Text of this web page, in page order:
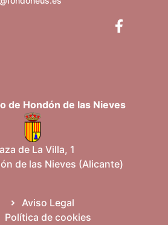
de Hondón de las Nieves
de La Villa, 1
de las Nieves (Alicante)
Aviso Legal
Política de cookies